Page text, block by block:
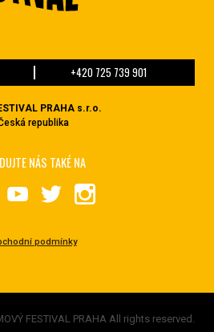
+420 725 739 901
PRAHA s.r.o.
republika
podmínky
NÁS TAKÉ NA
FESTIVAL PRAHA All rights reserved.